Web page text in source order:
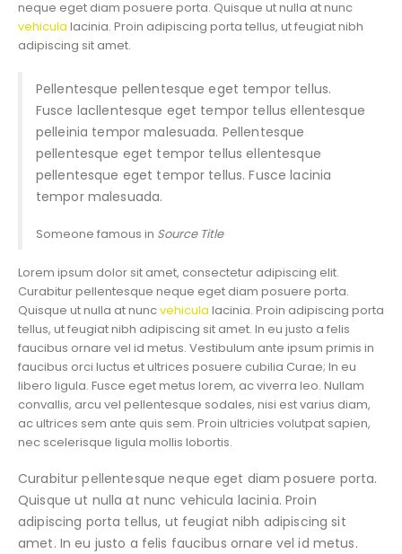
neque eget diam posuere porta. Quisque ut nulla at nunc
vehicula lacinia. Proin adipiscing porta tellus, ut feugiat nibh
adipiscing sit amet.
Pellentesque pellentesque eget tempor tellus.
Fusce lacllentesque eget tempor tellus ellentesque
pelleinia tempor malesuada. Pellentesque
pellentesque eget tempor tellus ellentesque
pellentesque eget tempor tellus. Fusce lacinia
tempor malesuada.
Someone famous in Source Title
Lorem ipsum dolor sit amet, consectetur adipiscing elit.
Curabitur pellentesque neque eget diam posuere porta.
Quisque ut nulla at nuncvehicula lacinia. Proin adipiscing porta
tellus, ut feugiat nibh adipiscing sit amet. In eu justo a felis
faucibus ornare vel id metus. Vestibulum ante ipsum primis in
faucibus orci luctus et ultrices posuere cubilia Curae; In eu
libero ligula. Fusce eget metus lorem, ac viverra leo. Nullam
convallis, arcu vel pellentesque sodales, nisi est varius diam,
ac ultrices sem ante quis sem. Proin ultricies volutpat sapien,
nec scelerisque ligula mollis lobortis.
Curabitur pellentesque neque eget diam posuere porta.
Quisque ut nulla at nunc vehicula lacinia. Proin
adipiscing porta tellus, ut feugiat nibh adipiscing sit
amet. In eu justo a felis faucibus ornare vel id metus.